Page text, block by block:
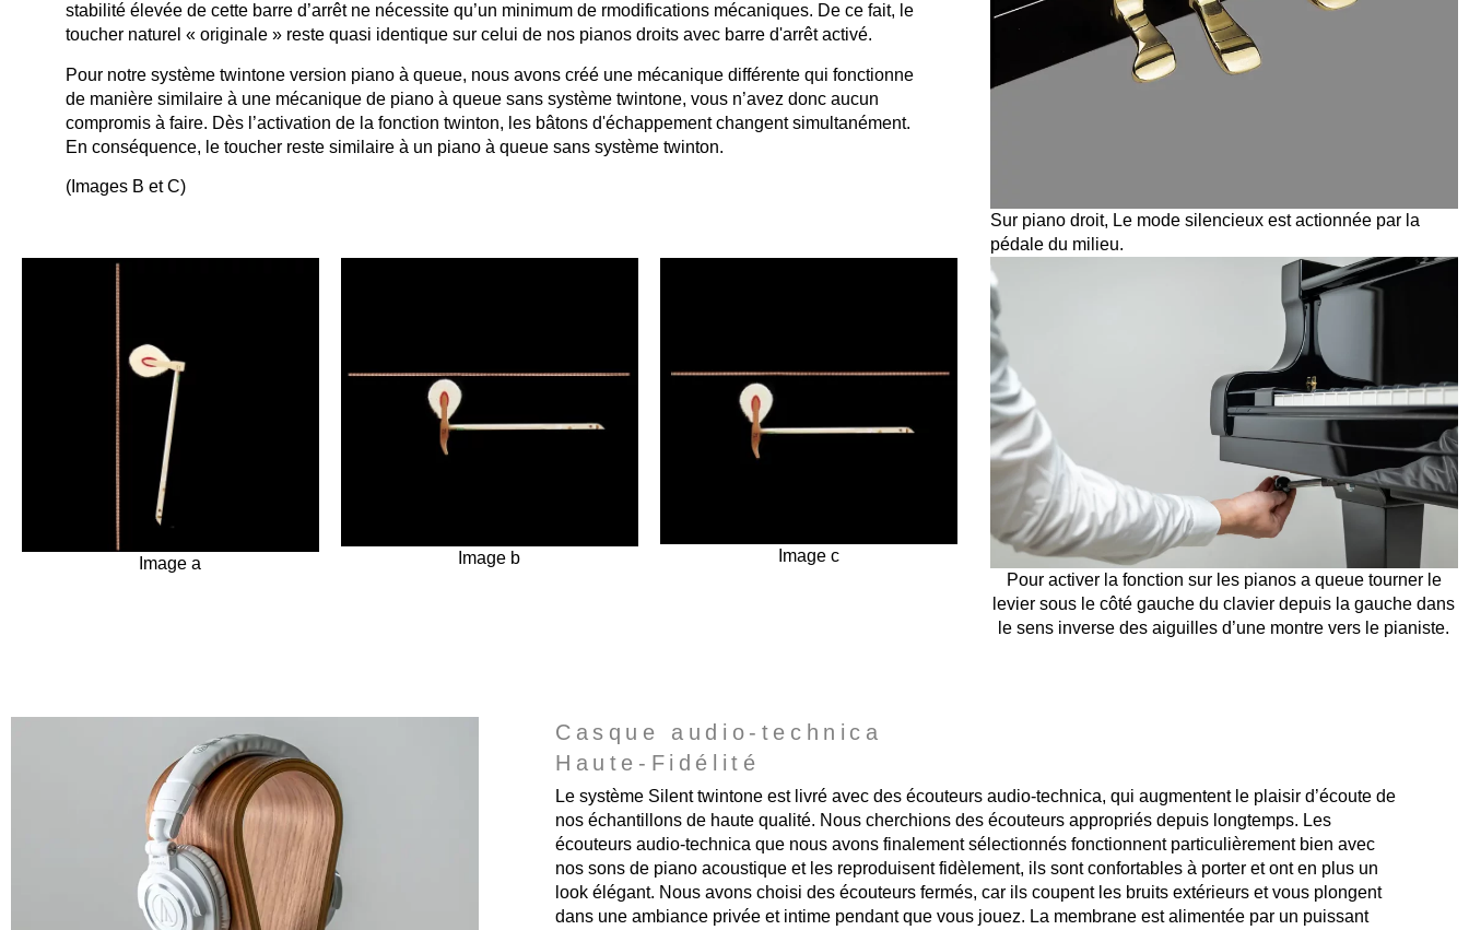
stabilité élevée de cette barre d’arrêt ne nécessite qu’un minimum de rmodifications mécaniques. De ce fait, le
toucher naturel « originale » reste quasi identique sur celui de nos pianos droits avec barre d'arrêt activé.
Pour notre système twintone version piano à queue, nous avons créé une mécanique différente qui fonctionne
de manière similaire à une mécanique de piano à queue sans système twintone, vous n’avez donc aucun
compromis à faire. Dès l’activation de la fonction twinton, les bâtons d'échappement changent simultanément.
En conséquence, le toucher reste similaire à un piano à queue sans système twinton.
(Images B et C)
Image a Image b Image c
Sur piano droit, Le mode silencieux est actionnée par la
pédale du milieu.
Pour activer la fonction sur les pianos a queue tourner le
levier sous le côté gauche du clavier depuis la gauche dans
le sens inverse des aiguilles d’une montre vers le pianiste.
Casque audio-technica
Haute-Fidélité
Le système Silent twintone est livré avec des écouteurs audio-technica, qui augmentent le plaisir d’écoute de
nos échantillons de haute qualité. Nous cherchions des écouteurs appropriés depuis longtemps. Les
écouteurs audio-technica que nous avons finalement sélectionnés fonctionnent particulièrement bien avec
nos sons de piano acoustique et les reproduisent fidèlement, ils sont confortables à porter et ont en plus un
look élégant. Nous avons choisi des écouteurs fermés, car ils coupent les bruits extérieurs et vous plongent
dans une ambiance privée et intime pendant que vous jouez. La membrane est alimentée par un puissant